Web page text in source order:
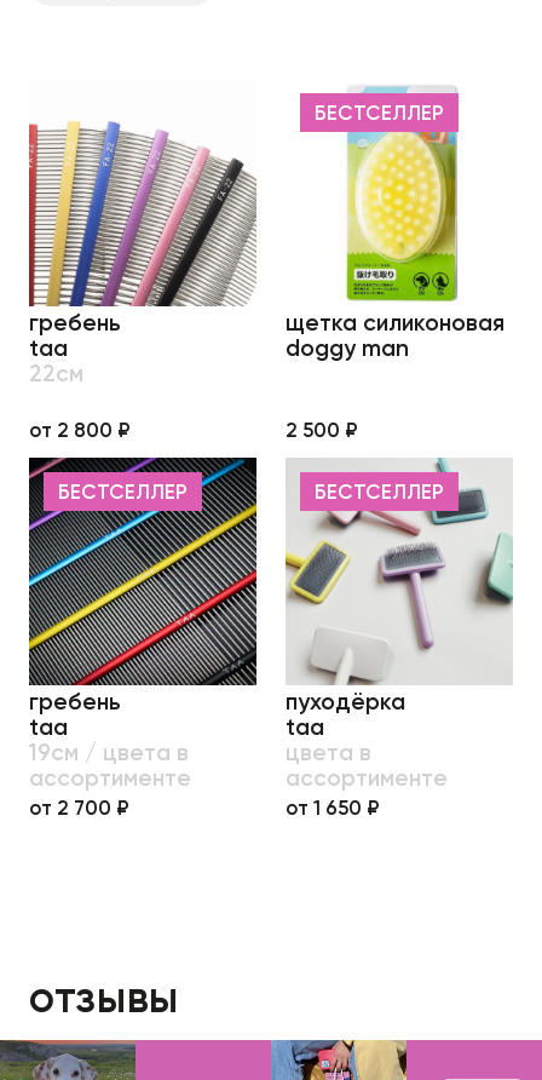
гребень
taa
22см
от 2 800 ₽
БЕСТСЕЛЛЕР
щетка силиконовая
doggy man
2 500 ₽
БЕСТСЕЛЛЕР
гребень
taa
19см / цвета в
ассортименте
от 2 700 ₽
БЕСТСЕЛЛЕР
пуходёрка
taa
цвета в
ассортименте
от 1 650 ₽
отзывы